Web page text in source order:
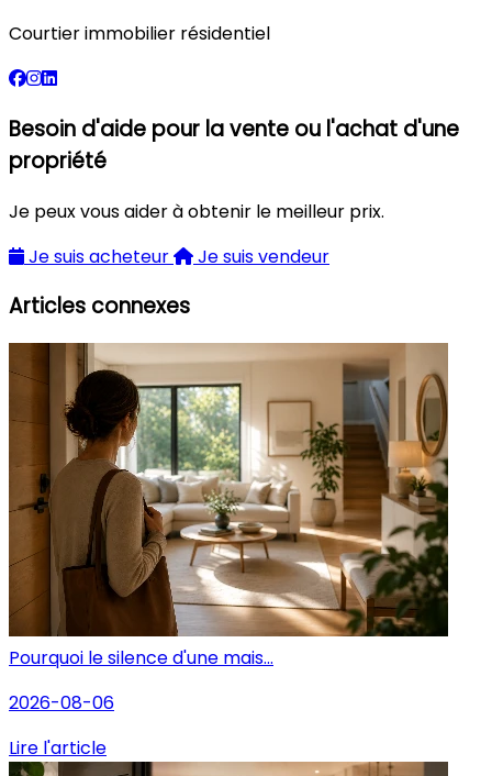
Courtier immobilier résidentiel
Besoin d'aide pour la vente ou l'achat d'une
propriété
Je peux vous aider à obtenir le meilleur prix.
Je suis acheteur
Je suis vendeur
Articles connexes
Pourquoi le silence d'une mais...
2026-08-06
Lire l'article